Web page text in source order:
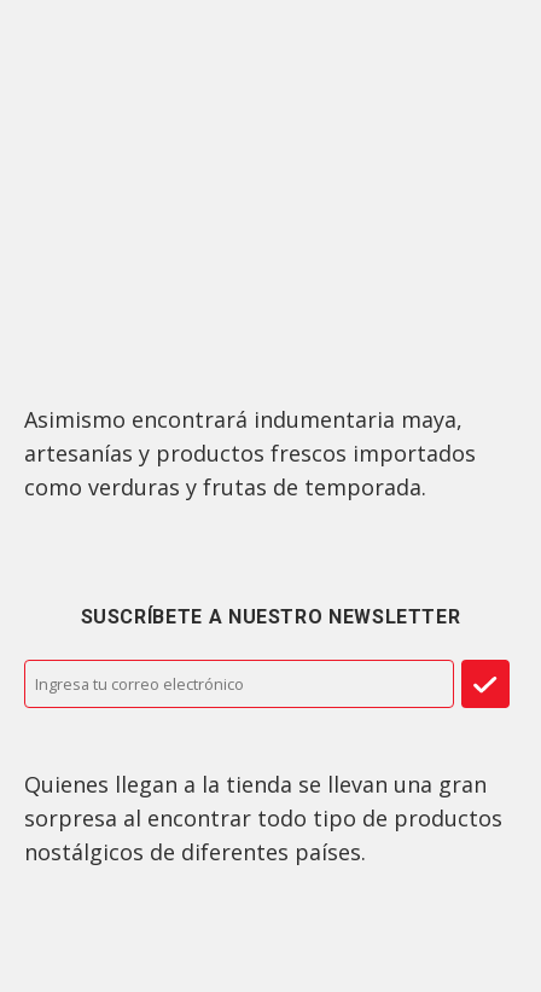
Asimismo encontrará indumentaria maya,
artesanías y productos frescos importados
como verduras y frutas de temporada.
SUSCRÍBETE A NUESTRO NEWSLETTER
Quienes llegan a la tienda se llevan una gran
sorpresa al encontrar todo tipo de productos
nostálgicos de diferentes países.